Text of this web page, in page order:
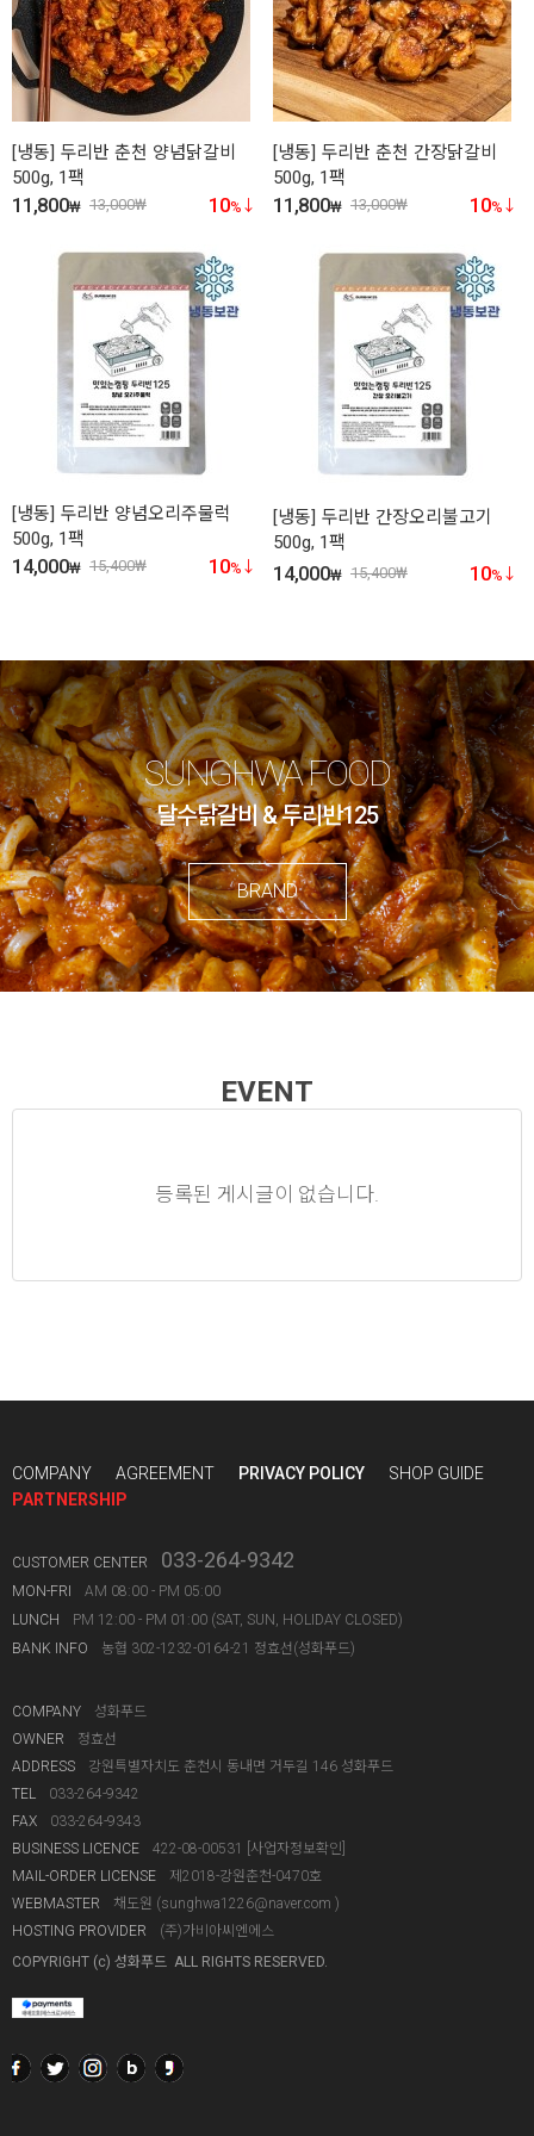
[냉동] 두리반 춘천 양념닭갈비
500g, 1팩
13,000₩
11,800₩ 10%
[냉동] 두리반 춘천 간장닭갈비
500g, 1팩
13,000₩
11,800₩ 10%
[냉동] 두리반 양념오리주물럭
500g, 1팩
15,400₩
14,000₩ 10%
[냉동] 두리반 간장오리불고기
500g, 1팩
15,400₩
14,000₩ 10%
SUNGHWA FOOD
달수닭갈비 & 두리반125
BRAND
EVENT
등록된 게시글이 없습니다.
COMPANY AGREEMENT PRIVACY POLICY
SHOP GUIDE
PARTNERSHIP
CUSTOMER CENTER 033-264-9342
MON-FRI
AM 08:00 - PM 05:00
LUNCH
PM 12:00 - PM 01:00 (SAT, SUN, HOLIDAY CLOSED)
BANK INFO
농협 302-1232-0164-21 정효선(성화푸드)
COMPANY
성화푸드
OWNER
정효선
ADDRESS
강원특별자치도 춘천시 동내면 거두길 146 성화푸드
TEL
033-264-9342
FAX
033-264-9343
BUSINESS LICENCE
422-08-00531
[사업자정보확인]
MAIL-ORDER LICENSE
제2018-강원춘천-0470호
WEBMASTER
채도원 (sunghwa1226@naver.com )
HOSTING PROVIDER
(주)가비아씨엔에스
COPYRIGHT (c) 성화푸드 ALL RIGHTS RESERVED.